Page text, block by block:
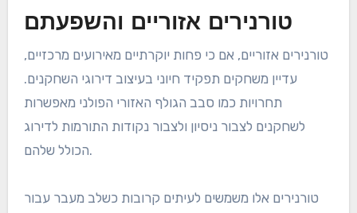
טורנירים אזוריים והשפעתם
טורנירים אזוריים, אם כי פחות יוקרתיים מאירועים מרכזיים,
עדיין משחקים תפקיד חיוני בעיצוב דירוגי השחקנים.
תחרויות כמו סבב הגולף האזורי הפולני מאפשרות
לשחקנים לצבור ניסיון ולצבור נקודות התורמות לדירוג
הכולל שלהם.
טורנירים אלו משמשים לעיתים קרובות כשלב מעבר עבור